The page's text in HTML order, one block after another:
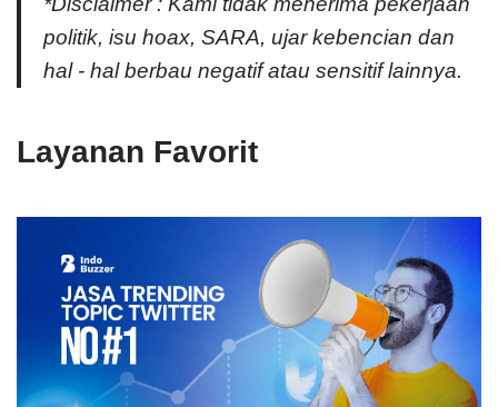
politik, isu hoax, SARA, ujar kebencian dan
hal - hal berbau negatif atau sensitif lainnya.
Layanan Favorit